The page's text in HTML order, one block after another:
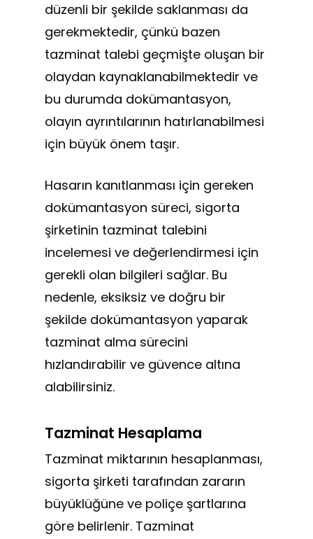
düzenli bir şekilde saklanması da
gerekmektedir, çünkü bazen
tazminat talebi geçmişte oluşan bir
olaydan kaynaklanabilmektedir ve
bu durumda dokümantasyon,
olayın ayrıntılarının hatırlanabilmesi
için büyük önem taşır.
Hasarın kanıtlanması için gereken
dokümantasyon süreci, sigorta
şirketinin tazminat talebini
incelemesi ve değerlendirmesi için
gerekli olan bilgileri sağlar. Bu
nedenle, eksiksiz ve doğru bir
şekilde dokümantasyon yaparak
tazminat alma sürecini
hızlandırabilir ve güvence altına
alabilirsiniz.
Tazminat Hesaplama
Tazminat miktarının hesaplanması,
sigorta şirketi tarafından zararın
büyüklüğüne ve poliçe şartlarına
göre belirlenir. Tazminat